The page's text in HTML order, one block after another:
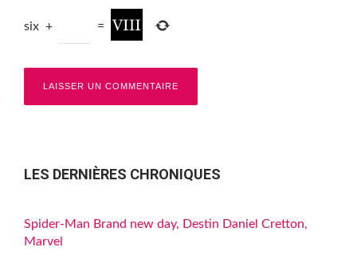
six + =
LES DERNIÈRES CHRONIQUES
Spider-Man Brand new day, Destin Daniel Cretton,
Marvel